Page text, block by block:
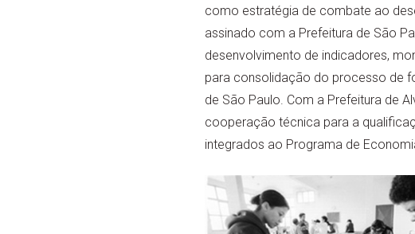
como estratégia de combate ao
assinado com a Prefeitura de São
desenvolvimento de indicadores,
para consolidação do processo de
de São Paulo. Com a Prefeitura de
cooperação técnica para a
integrados ao Programa de